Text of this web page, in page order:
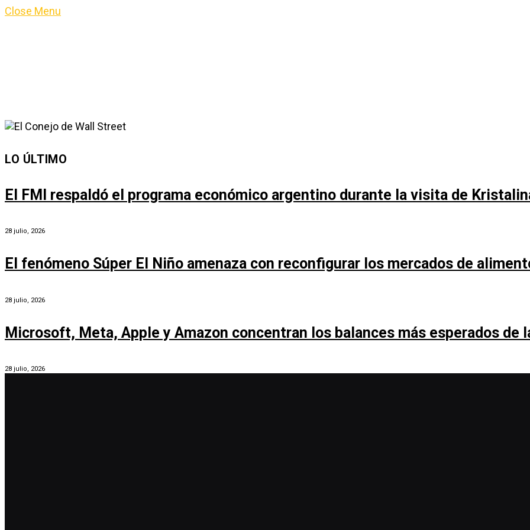
Close Menu
LO ÚLTIMO
El FMI respaldó el programa económico argentino durante la visita de
28 julio, 2026
El fenómeno Súper El Niño amenaza con reconfigurar los mercados de
28 julio, 2026
Microsoft, Meta, Apple y Amazon concentran los balances más esperados de
28 julio, 2026